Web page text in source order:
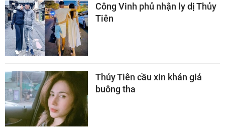
Công Vinh phủ nhận ly dị Thủy
Tiên
Thủy Tiên cầu xin khán giả
buông tha